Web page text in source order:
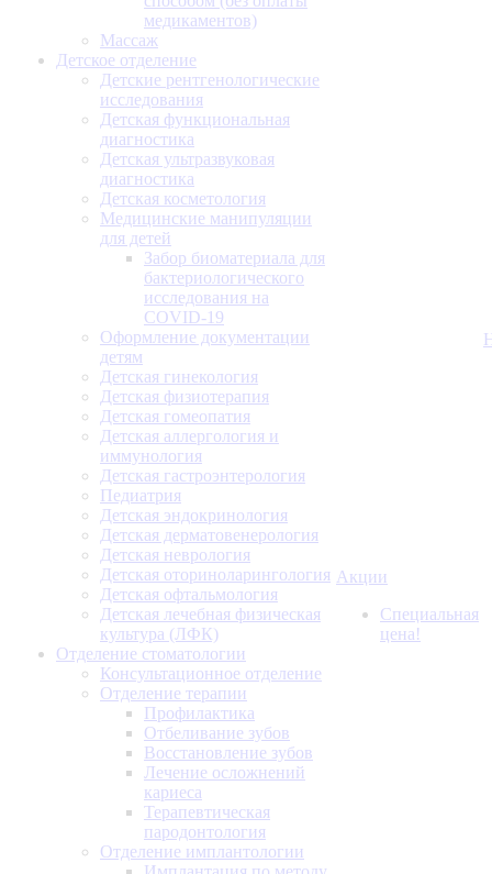
медикаментов)
Массаж
Детское отделение
Детские рентгенологические
исследования
Детская функциональная
диагностика
Детская ультразвуковая
диагностика
Детская косметология
Медицинские манипуляции
для детей
Забор биоматериала для
бактериологического
исследования на
COVID-19
Оформление документации
детям
Детская гинекология
Детская физиотерапия
Детская гомеопатия
Детская аллергология и
иммунология
Детская гастроэнтерология
Педиатрия
Детская эндокринология
Детская дерматовенерология
Детская неврология
Детская оториноларингология
Детская офтальмология
Детская лечебная физическая
культура (ЛФК)
Отделение стоматологии
Консультационное отделение
Отделение терапии
Профилактика
Отбеливание зубов
Восстановление зубов
Лечение осложнений
кариеса
Терапевтическая
пародонтология
Отделение имплантологии
Акции
Специальная
цена!